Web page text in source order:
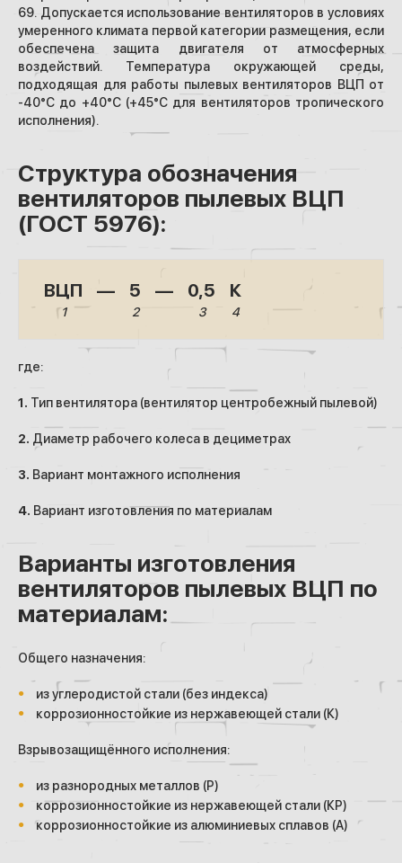
69. Допускается использование вентиляторов в условиях
умеренного климата первой категории размещения, если
обеспечена защита двигателя от атмосферных
воздействий. Температура окружающей среды,
подходящая для работы пылевых вентиляторов ВЦП от
-40°С до +40°С (+45°С для вентиляторов тропического
исполнения).
Структура обозначения
вентиляторов пылевых ВЦП
(ГОСТ 5976):
ВЦП — 5 — 0,5 К
1 2 3 4
где:
1. Тип вентилятора (вентилятор центробежный пылевой)
2. Диаметр рабочего колеса в дециметрах
3. Вариант монтажного исполнения
4. Вариант изготовления по материалам
Варианты изготовления
вентиляторов пылевых ВЦП по
материалам:
Общего назначения:
из углеродистой стали (без индекса)
коррозионностойкие из нержавеющей стали (К)
Взрывозащищённого исполнения:
из разнородных металлов (Р)
коррозионностойкие из нержавеющей стали (КР)
коррозионностойкие из алюминиевых сплавов (А)